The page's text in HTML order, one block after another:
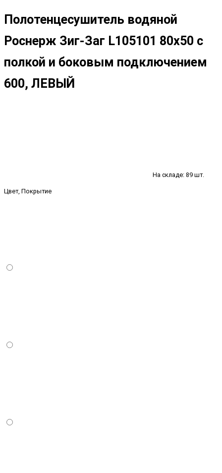
Полотенцесушитель водяной
Роснерж Зиг-Заг L105101 80x50 с
полкой и боковым подключением
600, ЛЕВЫЙ
На складе: 89 шт.
Цвет, Покрытие